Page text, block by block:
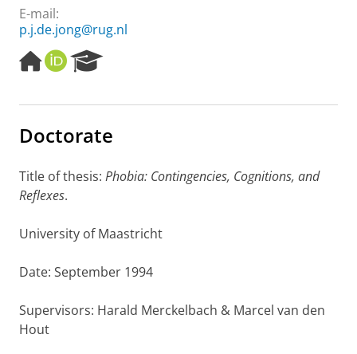
E-mail:
p.j.de.jong@rug.nl
H
o
e
a
e
O
R
I
e
r
h
P
t
l
Doctorate
Title of thesis: Phobia: Contingencies, Cognitions, and
Reflexes.
University of Maastricht
Date: September 1994
Supervisors: Harald Merckelbach & Marcel van den
Hout